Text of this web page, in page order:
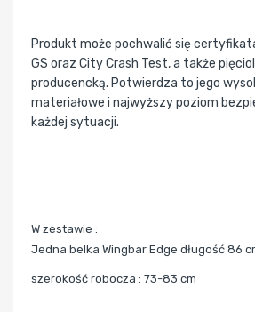
Produkt może pochwalić się
GS oraz City Crash Test, a także
producencką. Potwierdza to jego
materiałowe i najwyższy poziom
każdej sytuacji.
W zestawie :
Jedna belka Wingbar Edge długość 86
szerokość robocza : 73-83 cm